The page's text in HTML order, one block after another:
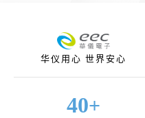
华仪用心 世界安心
40+